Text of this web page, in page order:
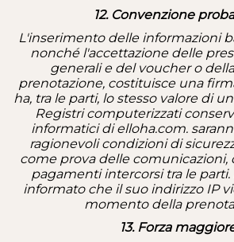
12. Convenzione
L'inserimento delle informazioni
nonché l'accettazione delle
generali e del voucher o
prenotazione, costituisce una
ha, tra le parti, lo stesso valore di
Registri computerizzati
informatici di elloha.com.
ragionevoli condizioni di
come prova delle comunicazioni,
pagamenti intercorsi tra le parti.
informato che il suo indirizzo IP
momento della
13. Forza